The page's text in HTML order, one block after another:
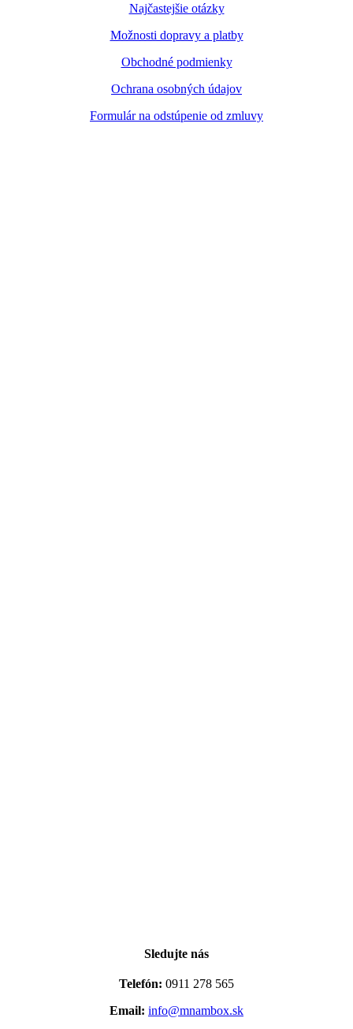
Najčastejšie otázky
Možnosti dopravy a platby
Obchodné podmienky
Ochrana osobných údajov
Formulár na odstúpenie od zmluvy
Sledujte nás
Telefón: 0911 278 565
Email: info@mnambox.sk